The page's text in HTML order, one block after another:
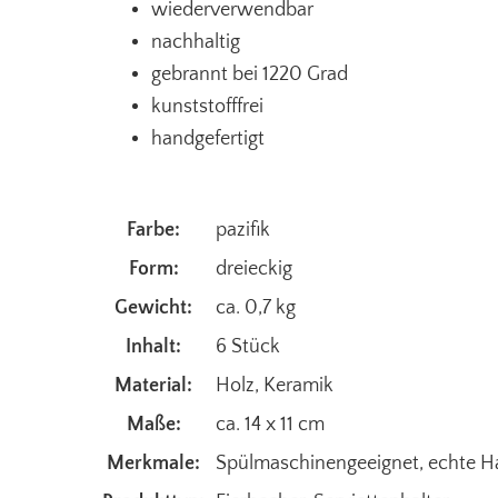
wiederverwendbar
nachhaltig
gebrannt bei 1220 Grad
kunststofffrei
handgefertigt
Farbe:
pazifik
Form:
dreieckig
Gewicht:
ca. 0,7 kg
Inhalt:
6 Stück
Material:
Holz, Keramik
Maße:
ca. 14 x 11 cm
Merkmale:
Spülmaschinengeeignet, echte